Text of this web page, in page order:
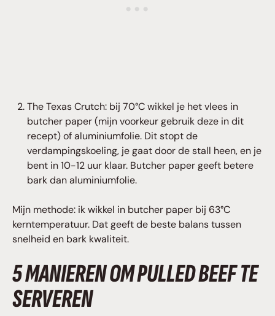
The Texas Crutch: bij 70°C wikkel je het vlees in
butcher paper (mijn voorkeur gebruik deze in dit
recept) of aluminiumfolie. Dit stopt de
verdampingskoeling, je gaat door de stall heen, en je
bent in 10-12 uur klaar. Butcher paper geeft betere
bark dan aluminiumfolie.
Mijn methode: ik wikkel in butcher paper bij 63°C
kerntemperatuur. Dat geeft de beste balans tussen
snelheid en bark kwaliteit.
5 MANIEREN OM PULLED BEEF TE
SERVEREN